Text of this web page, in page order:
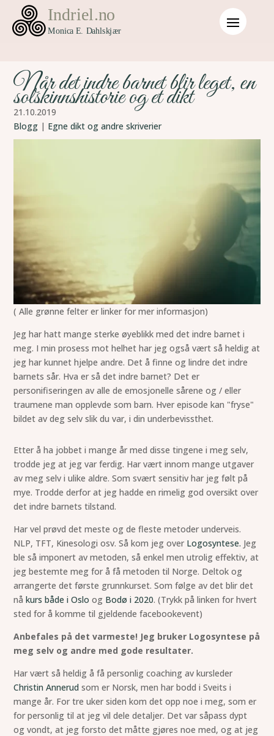
Når det indre barnet blir leget, en
solskinnshistorie og et dikt
21.10.2019
Blogg | Egne dikt og andre skriverier
( Alle grønne felter er linker for mer informasjon)
Jeg har hatt mange sterke øyeblikk med det indre barnet i
meg. I min prosess mot helhet har jeg også vært så heldig at
jeg har kunnet hjelpe andre. Det å finne og lindre det indre
barnets sår. Hva er så det indre barnet? Det er
personifiseringen av alle de emosjonelle sårene og / eller
traumene man opplevde som barn. Hver episode kan "fryse"
bildet av deg selv slik du var, i din underbevissthet.
Etter å ha jobbet i mange år med disse tingene i meg selv,
trodde jeg at jeg var ferdig. Har vært innom mange utgaver
av meg selv i ulike aldre. Som svært sensitiv har jeg følt på
mye. Trodde derfor at jeg hadde en rimelig god oversikt over
det indre barnets tilstand.
Har vel prøvd det meste og de fleste metoder underveis.
NLP, TFT, Kinesologi osv. Så kom jeg over Logosyntese. Jeg
ble så imponert av metoden, så enkel men utrolig effektiv, at
jeg bestemte meg for å få metoden til Norge. Deltok og
arrangerte det første grunnkurset. Som følge av det blir det
nå kurs både i Osloog Bodø i 2020. (Trykk på linken for hvert
sted for å komme til gjeldende facebookevent)
Anbefales på det varmeste! Jeg bruker Logosyntese på
meg selv og andre med gode resultater.
Har vært så heldig å få personlig coaching av kursleder
Christin Annerud som er Norsk, men har bodd i Sveits i
mange år. For tre uker siden kom det opp noe i meg, som er
for personlig til at jeg vil dele detaljer. Det var såpass dypt
og vondt, at jeg forsto det måtte gjøres noe med, og at jeg